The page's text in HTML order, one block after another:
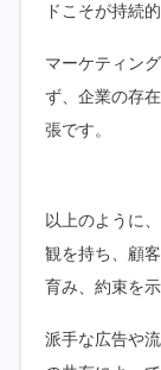
ドこそが持続
マーケティン
ず、企業の存
張です。
以上のように
観を持ち、顧
育み、約束を
派手な広告や